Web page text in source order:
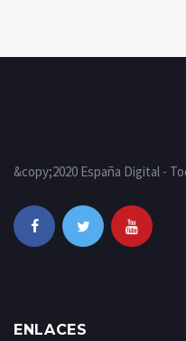
&copy;2020 España Digital -
ENLACES